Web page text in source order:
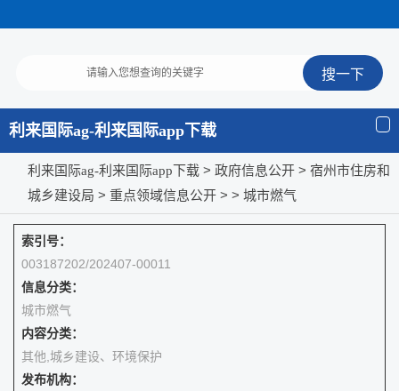
利来国际ag-利来国际app下载
利来国际ag-利来国际app下载 > 政府信息公开 > 宿州市住房和
城乡建设局 > 重点领域信息公开 > > 城市燃气
索引号：
003187202/202407-00011
信息分类：
城市燃气
内容分类：
其他,城乡建设、环境保护
发布机构：